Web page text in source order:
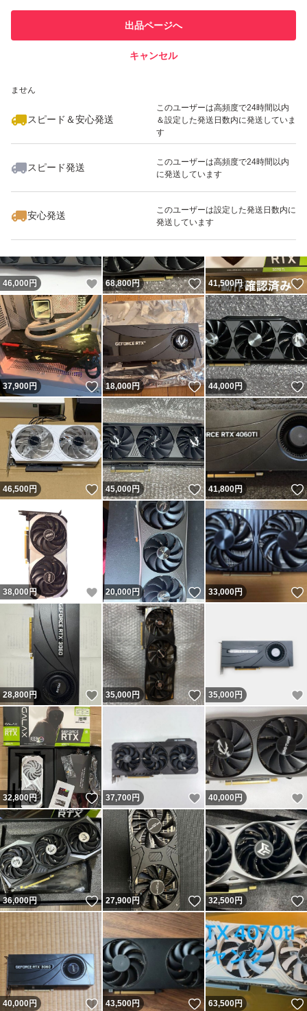
での取引実績があります
ません
スピード＆安心発送
このユーザーは高頻度で24時間以内
＆設定した発送日数内に発送していま
す
スピード発送
このユーザーは高頻度で24時間以内
に発送しています
安心発送
このユーザーは設定した発送日数内に
発送しています
出品ページへ
キャンセル
いいね！
21,500
46,000 円 いいね！
68,800円 いいね！
41,500円
37,900円 いいね！
18,000円 いいね！
44,000円
46,500円 いいね！
45,000円 いいね！
41,800円
38,000 円 いいね！
20,000円 いいね！
33,000円
28,800円 いいね！
35,000円 いいね！
35,000 円
32,800円 いいね！
37,700円 いいね！
40,000 円
36,000円 いいね！
27,900円 いいね！
32,500円
40,000円 いいね！
43,500円 いいね！
63,500円